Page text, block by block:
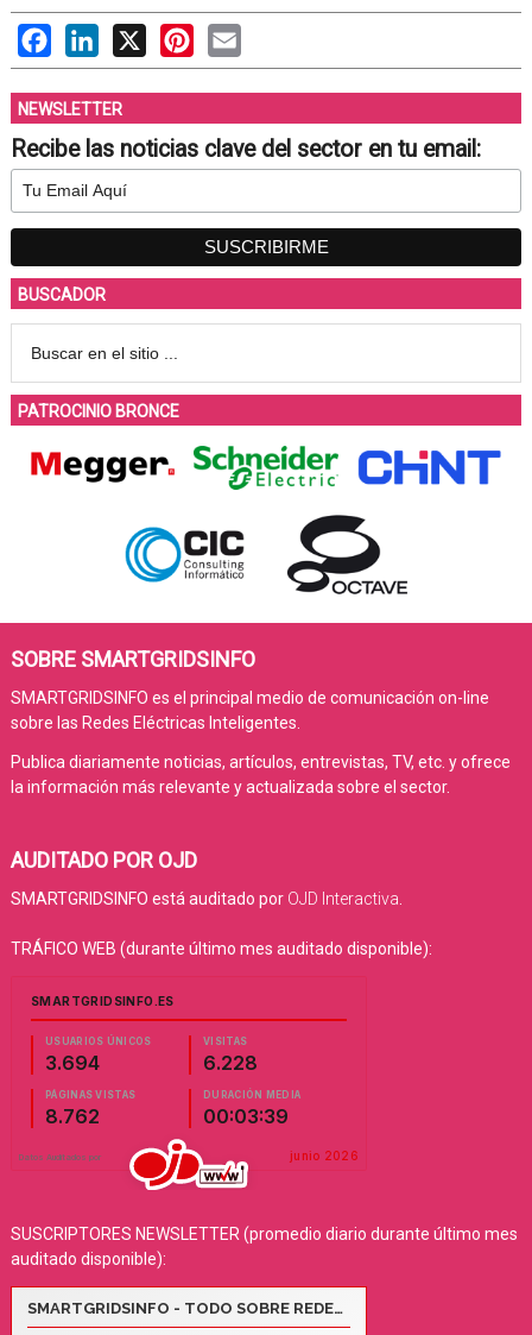
FacebookLinkedIn
X PinterestEmail
NEWSLETTER
Recibe las noticias clave del sector en tu email:
BUSCADOR
PATROCINIO BRONCE
SOBRE SMARTGRIDSINFO
SMARTGRIDSINFO es el principal medio de comunicación on-line
sobre las Redes Eléctricas Inteligentes.
Publica diariamente noticias, artículos, entrevistas, TV, etc. y ofrece
la información más relevante y actualizada sobre el sector.
AUDITADO POR OJD
SMARTGRIDSINFO está auditado por OJD Interactiva
TRÁFICO WEB (durante último mes auditado disponible):
SUSCRIPTORES NEWSLETTER (promedio diario durante último mes
auditado disponible):